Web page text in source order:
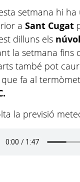
setmana hi
aSant Cugat
dilluns els
la setmana fins
també pot
fa al
la previsió